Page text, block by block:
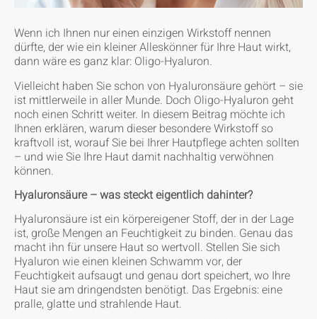
Wenn ich Ihnen nur einen einzigen Wirkstoff nennen
dürfte, der wie ein kleiner Alleskönner für Ihre Haut wirkt,
dann wäre es ganz klar: Oligo-Hyaluron.
Vielleicht haben Sie schon von Hyaluronsäure gehört – sie
ist mittlerweile in aller Munde. Doch Oligo-Hyaluron geht
noch einen Schritt weiter. In diesem Beitrag möchte ich
Ihnen erklären, warum dieser besondere Wirkstoff so
kraftvoll ist, worauf Sie bei Ihrer Hautpflege achten sollten
– und wie Sie Ihre Haut damit nachhaltig verwöhnen
können.
Hyaluronsäure – was steckt eigentlich dahinter?
Hyaluronsäure ist ein körpereigener Stoff, der in der Lage
ist, große Mengen an Feuchtigkeit zu binden. Genau das
macht ihn für unsere Haut so wertvoll. Stellen Sie sich
Hyaluron wie einen kleinen Schwamm vor, der
Feuchtigkeit aufsaugt und genau dort speichert, wo Ihre
Haut sie am dringendsten benötigt. Das Ergebnis: eine
pralle, glatte und strahlende Haut.